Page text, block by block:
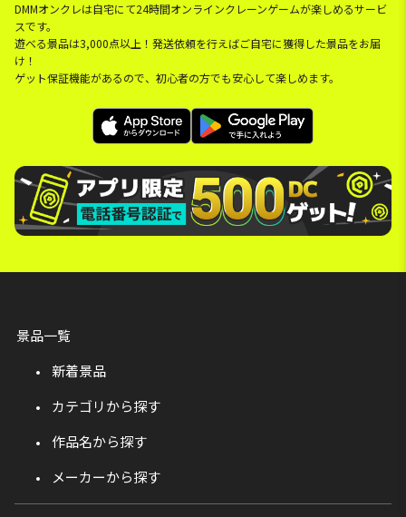
DMMオンクレは自宅にて24時間オンラインクレーンゲームが楽しめるサービ
スです。
遊べる景品は3,000点以上！発送依頼を行えばご自宅に獲得した景品をお届
け！
ゲット保証機能があるので、初心者の方でも安心して楽しめます。
景品一覧
新着景品
カテゴリから探す
作品名から探す
メーカーから探す